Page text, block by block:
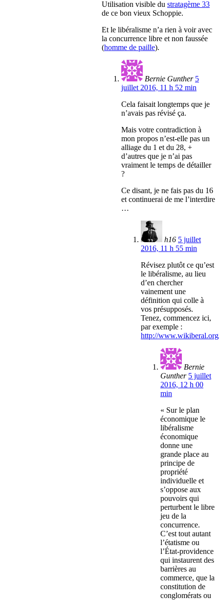
Utilisation visible du stratagème 33
de ce bon vieux Schoppie.
Et le libéralisme n’a rien à voir avec
la concurrence libre et non faussée
(homme de paille).
Bernie Gunther 5
juillet 2016, 11 h 52 min
Cela faisait longtemps que je
n’avais pas révisé ça.
Mais votre contradiction à
mon propos n’est-elle pas un
alliage du 1 et du 28, +
d’autres que je n’ai pas
vraiment le temps de détailler
?
Ce disant, je ne fais pas du 16
et continuerai de me l’interdire
…
h16 5 juillet
2016, 11 h 55 min
Révisez plutôt ce qu’est
le libéralisme, au lieu
d’en chercher
vainement une
définition qui colle à
vos présupposés.
Tenez, commencez ici,
par exemple :
http://
Bernie
Gunther 5 juillet
2016, 12 h 00
min
« Sur le plan
économique le
libéralisme
économique
donne une
grande place au
principe de
propriété
individuelle et
s’oppose aux
pouvoirs qui
perturbent le libre
jeu de la
concurrence.
C’est tout autant
l’étatisme ou
l’État-providence
qui instaurent des
barrières au
commerce, que la
constitution de
conglomérats ou